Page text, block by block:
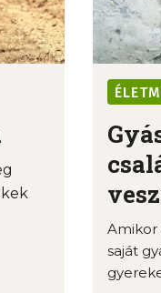
Amikor
saját